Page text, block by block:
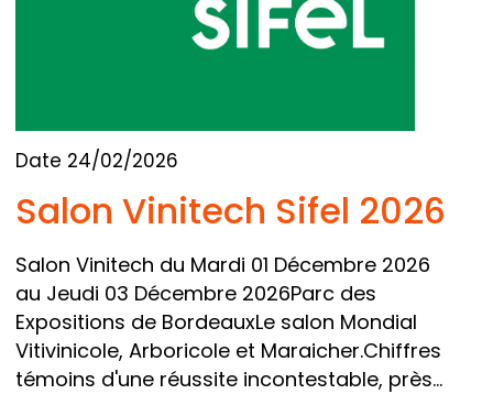
Date 24/02/2026
Salon Vinitech Sifel 2026
Salon Vinitech du Mardi 01 Décembre 2026
au Jeudi 03 Décembre 2026Parc des
Expositions de BordeauxLe salon Mondial
Vitivinicole, Arboricole et Maraicher.Chiffres
témoins d'une réussite incontestable, près...